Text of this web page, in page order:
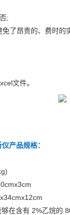
;
了昂贵的、费时的
文件。
仪产品规格：
在含有 2%乙烷的